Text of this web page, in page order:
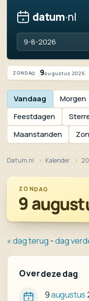
datum·nl
Vandaag is het
ZONDAG 9augustus 2026
Vandaag Morgen
Maanstanden
Zon
Feestdagen
Datum.nl Kalender
ZONDAG
9
« dag terug -dag
Over deze dag
9augustus